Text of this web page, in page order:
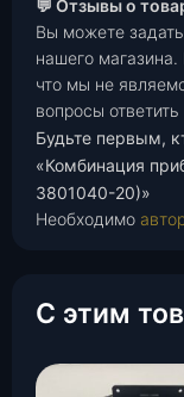
💬 Отзывы о
Вы можете
нашего
что мы не
вопросы
Будьте первым,
«Комбинация
3801040-20)»
Необходимо
С этим